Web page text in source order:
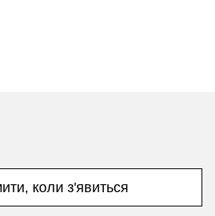
коли з'явиться